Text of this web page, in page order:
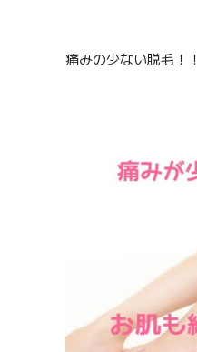
痛みの少ない脱毛！！